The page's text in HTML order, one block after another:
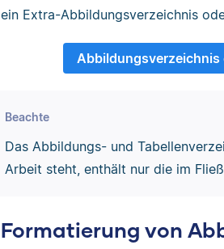
ein Extra-Abbildungsverzeichnis
Abbildungsverzeichnis
Beachte
Das Abbildungs- und
Arbeit steht, enthält nur die im
Formatierung von